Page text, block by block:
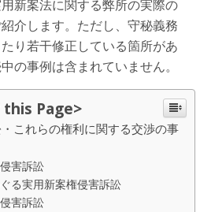
新案法に関する弊所の実際の
介します。ただし、守秘義務
り若干修正している箇所があ
の事例は含まれていません。
Page>
これらの権利に関する交渉の事
害訴訟
る実用新案権侵害訴訟
害訴訟